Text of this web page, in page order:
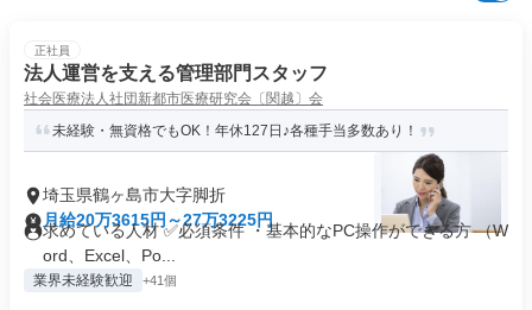
正社員
法人運営を支える管理部門スタッフ
社会医療法人社団新都市医療研究会〔関越〕会
未経験・無資格でもOK！年休127日♪各種手当多数あり！
埼玉県鶴ヶ島市大字脚折
月給20万3615円～27万3225円
求めている人材 ✅必須条件 ・基本的なPC操作ができる方 （W
ord、Excel、Po...
業界未経験歓迎 +41個